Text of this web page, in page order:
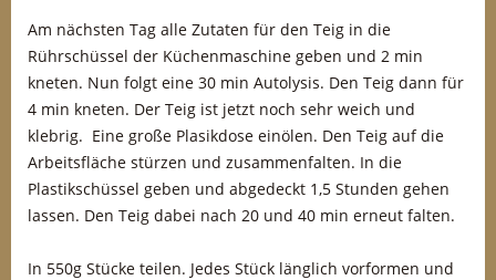
Am nächsten Tag alle Zutaten für den Teig in die
Rührschüssel der Küchenmaschine geben und 2 min
kneten. Nun folgt eine 30 min Autolysis. Den Teig dann für
4 min kneten. Der Teig ist jetzt noch sehr weich und
klebrig. Eine große Plasikdose einölen. Den Teig auf die
Arbeitsfläche stürzen und zusammenfalten. In die
Plastikschüssel geben und abgedeckt 1,5 Stunden gehen
lassen. Den Teig dabei nach 20 und 40 min erneut falten.
In 550g Stücke teilen. Jedes Stück länglich vorformen und